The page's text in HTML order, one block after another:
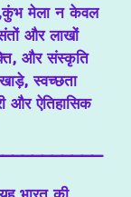
,कुंभ मेला न केवल
और लाखों
और संस्कृति
स्वच्छता
और ऐतिहासिक